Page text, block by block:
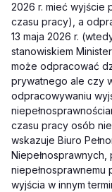
2026 r. mieć wyjście
czasu pracy), a
13 maja 2026 r.
stanowiskiem
może odpracować
prywatnego ale czy
odpracowywaniu
czasu pracy osób
wskazuje Biuro
wyjścia w innym